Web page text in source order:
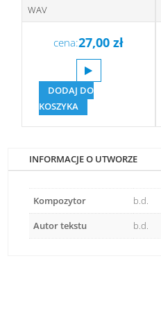
WAV
cena:27,00zł
DODAJ DO
KOSZYKA
INFORMACJE O UTWORZE
Kompozytor
b.d.
Autor tekstu
b.d.